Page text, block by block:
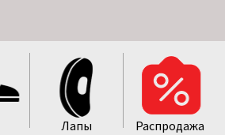
Лапы Распродажa